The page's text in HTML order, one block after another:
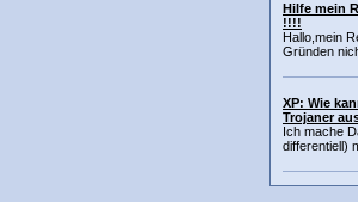
Hilfe mein
!!!!
Hallo,mein
Gründen
XP: Wie
Trojaner
Ich mache
differentiell)